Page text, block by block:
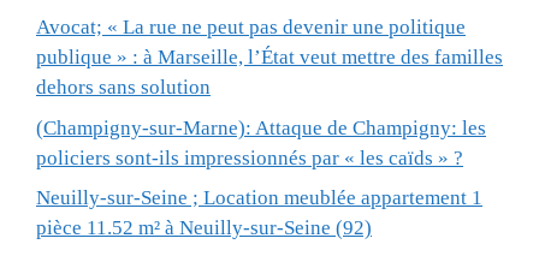
Avocat; « La rue ne peut pas devenir une politique
publique » : à Marseille, l’État veut mettre des familles
dehors sans solution
(Champigny-sur-Marne): Attaque de Champigny: les
policiers sont-ils impressionnés par « les caïds » ?
Neuilly-sur-Seine ; Location meublée appartement 1
pièce 11.52 m² à Neuilly-sur-Seine (92)